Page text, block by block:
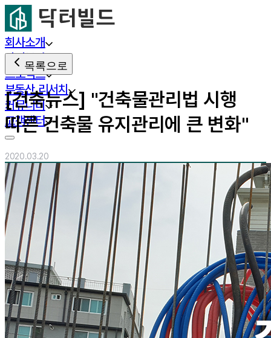
회사소개
사업분야
프로젝트
부동산 리서치
커뮤니티
고객센터
목록으로
[건축뉴스] "건축물관리법 시행
따른 건축물 유지관리에 큰 변화"
2020.03.20